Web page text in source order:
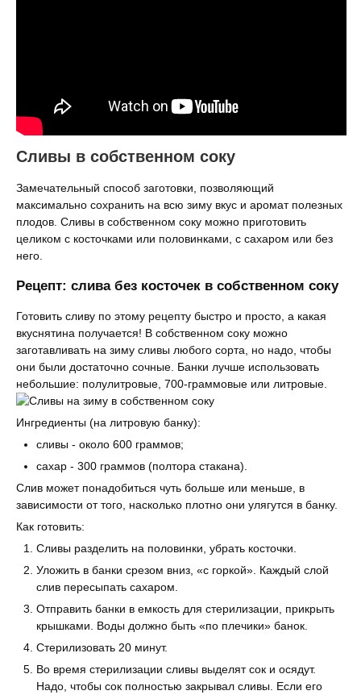
Сливы в собственном соку
Замечательный способ заготовки, позволяющий
максимально сохранить на всю зиму вкус и аромат полезных
плодов. Сливы в собственном соку можно приготовить
целиком с косточками или половинками, с сахаром или без
него.
Рецепт: слива без косточек в собственном соку
Готовить сливу по этому рецепту быстро и просто, а какая
вкуснятина получается! В собственном соку можно
заготавливать на зиму сливы любого сорта, но надо, чтобы
они были достаточно сочные. Банки лучше использовать
небольшие: полулитровые, 700-граммовые или литровые.
Ингредиенты (на литровую банку):
сливы - около 600 граммов;
сахар - 300 граммов (полтора стакана).
Слив может понадобиться чуть больше или меньше, в
зависимости от того, насколько плотно они улягутся в банку.
Как готовить:
Сливы разделить на половинки, убрать косточки.
Уложить в банки срезом вниз, «с горкой». Каждый слой
слив пересыпать сахаром.
Отправить банки в емкость для стерилизации, прикрыть
крышками. Воды должно быть «по плечики» банок.
Стерилизовать 20 минут.
Во время стерилизации сливы выделят сок и осядут.
Надо, чтобы сок полностью закрывал сливы. Если его